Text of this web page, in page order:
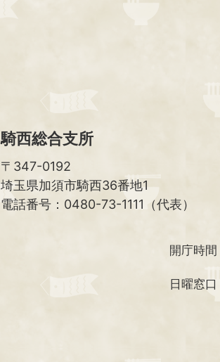
騎西総合支所
〒347-0192
埼玉県加須市騎西36番地1
電話番号：0480-73-1111（代表）
開庁時間
日曜窓口